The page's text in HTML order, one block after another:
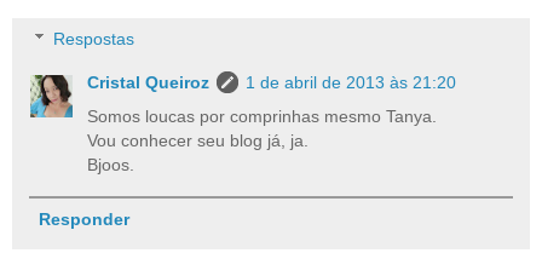
Respostas
Cristal Queiroz
1 de abril de 2013 às 21:20
Somos loucas por comprinhas mesmo Tanya.
Vou conhecer seu blog já, ja.
Bjoos.
Responder